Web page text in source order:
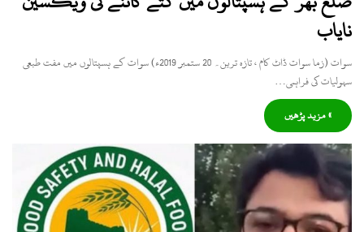
نایاب
سوات (زما سوات ڈاٹ کام ، تازہ ترین۔ 20 ستمبر 2019ء) سوات کے ہسپتالوں میں مفت طبعی
سہولیات کی فراہمی…
» مزید پڑھیں